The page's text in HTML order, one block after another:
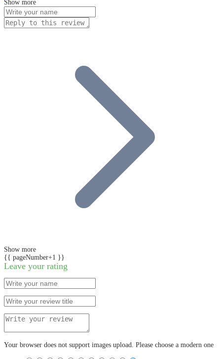
Show more
Show more
{{ pageNumber+1 }}
Leave your rating
Your browser does not support images upload. Please choose a modern one